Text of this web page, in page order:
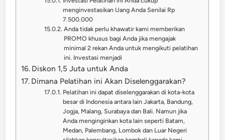
menginvestasikan Uang Anda Senilai Rp
7.500.000
Anda tidak perlu khawatir kami memberikan
PROMO khusus bagi Anda jika mengajak
minimal 2 rekan Anda untuk mengikuti pelatihan
ini. Investasi menjadi
Diskon 1,5 Juta untuk Anda
Dimana Pelatihan ini Akan Diselenggarakan?
Pelatihan ini dapat diselenggarakan di kota-kota
besar di Indonesia antara lain Jakarta, Bandung,
Jogja, Malang, Surabaya dan Bali. Namun jika
Anda menginginkan kota lain seperti Batam,
Medan, Palembang, Lombok dan Luar Negeri